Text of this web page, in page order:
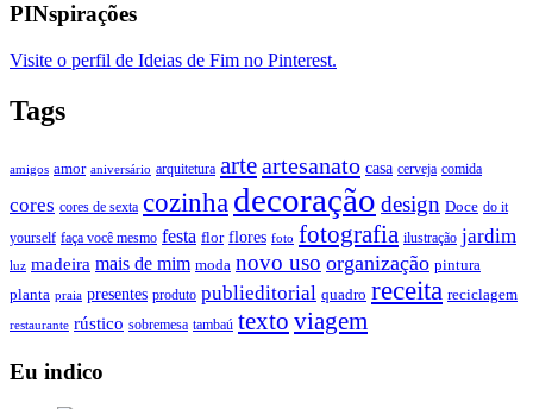
PINspirações
Visite o perfil de Ideias de Fim no Pinterest.
Tags
amigos amor aniversário arquitetura arteartesanato casa cerveja comida
cores cores de sexta cozinha decoração design Doce do it
yourself faça você mesmo festa flor flores foto fotografia ilustração jardim
luz madeira mais de mim moda novo uso organização pintura
planta praia presentes produto publieditorial quadro receita reciclagem
restaurante rústico sobremesa tambaú texto viagem
Eu indico